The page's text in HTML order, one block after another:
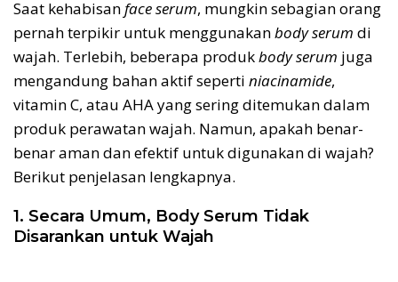
Saat kehabisanface serum, mungkin sebagian orang
pernah terpikir untuk menggunakanbody serum di
wajah. Terlebih, beberapa produkbody serum juga
mengandung bahan aktif seperti niacinamide,
vitamin C, atau AHA yang sering ditemukan dalam
produk perawatan wajah. Namun, apakah benar-
benar aman dan efektif untuk digunakan di wajah?
Berikut penjelasan lengkapnya.
1. Secara Umum, Body Serum Tidak
Disarankan untuk Wajah